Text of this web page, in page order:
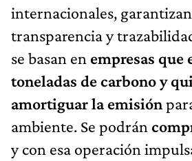
internacionales,
transparencia y
se basan en empresas que
toneladas de carbono y
amortiguar la emisión
ambiente. Se podrán
y con esa operación